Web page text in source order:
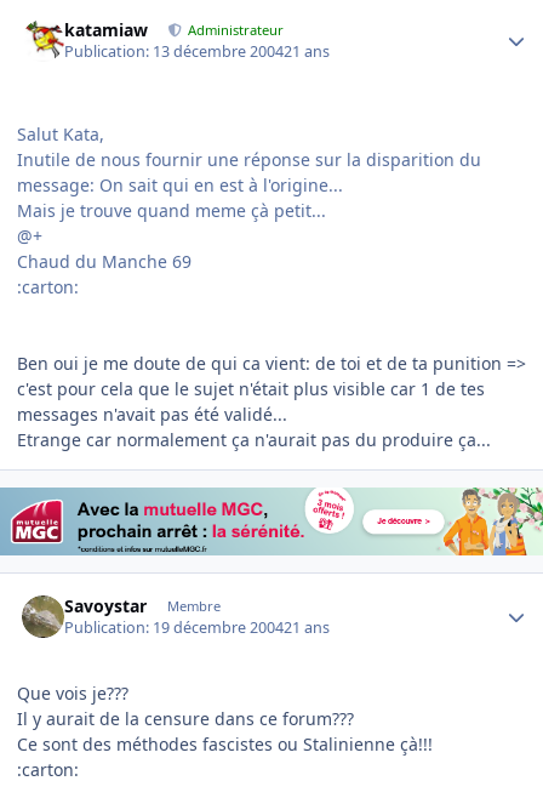
katamiaw Administrateur
Publication: 13 décembre 200421 ans
Salut Kata,
Inutile de nous fournir une réponse sur la disparition du
message: On sait qui en est à l'origine...
Mais je trouve quand meme çà petit...
@+
Chaud du Manche 69
:carton:
Ben oui je me doute de qui ca vient: de toi et de ta punition =>
c'est pour cela que le sujet n'était plus visible car 1 de tes
messages n'avait pas été validé...
Etrange car normalement ça n'aurait pas du produire ça...
Savoystar Membre
Publication: 19 décembre 200421 ans
Que vois je???
Il y aurait de la censure dans ce forum???
Ce sont des méthodes fascistes ou Stalinienne çà!!!
:carton: